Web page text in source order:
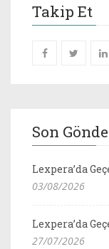
Takip Et
Son
Lexpera’da
03/08/2026
Lexpera’da
27/07/2026